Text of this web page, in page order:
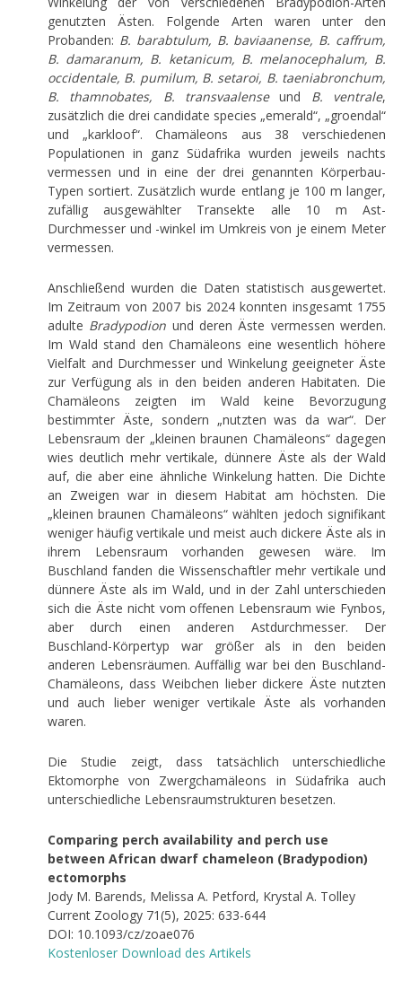
genutzten Ästen. Folgende Arten waren unter den
Probanden: B. barabtulum, B. baviaanense, B. caffrum,
B. damaranum, B. ketanicum, B. melanocephalum, B.
occidentale, B. pumilum, B. setaroi, B. taeniabronchum,
B. thamnobates, B. transvaalenseund B. ventrale,
zusätzlich die drei candidate species „emerald“, „groendal“
und „karkloof“. Chamäleons aus 38 verschiedenen
Populationen in ganz Südafrika wurden jeweils nachts
vermessen und in eine der drei genannten Körperbau-
Typen sortiert. Zusätzlich wurde entlang je 100 m langer,
zufällig ausgewählter Transekte alle 10 m Ast-
Durchmesser und -winkel im Umkreis von je einem Meter
vermessen.
Anschließend wurden die Daten statistisch ausgewertet.
Im Zeitraum von 2007 bis 2024 konnten insgesamt 1755
adulte Bradypodion und deren Äste vermessen werden.
Im Wald stand den Chamäleons eine wesentlich höhere
Vielfalt and Durchmesser und Winkelung geeigneter Äste
zur Verfügung als in den beiden anderen Habitaten. Die
Chamäleons zeigten im Wald keine Bevorzugung
bestimmter Äste, sondern „nutzten was da war“. Der
Lebensraum der „kleinen braunen Chamäleons“ dagegen
wies deutlich mehr vertikale, dünnere Äste als der Wald
auf, die aber eine ähnliche Winkelung hatten. Die Dichte
an Zweigen war in diesem Habitat am höchsten. Die
„kleinen braunen Chamäleons“ wählten jedoch signifikant
weniger häufig vertikale und meist auch dickere Äste als in
ihrem Lebensraum vorhanden gewesen wäre. Im
Buschland fanden die Wissenschaftler mehr vertikale und
dünnere Äste als im Wald, und in der Zahl unterschieden
sich die Äste nicht vom offenen Lebensraum wie Fynbos,
aber durch einen anderen Astdurchmesser. Der
Buschland-Körpertyp war größer als in den beiden
anderen Lebensräumen. Auffällig war bei den Buschland-
Chamäleons, dass Weibchen lieber dickere Äste nutzten
und auch lieber weniger vertikale Äste als vorhanden
waren.
Die Studie zeigt, dass tatsächlich unterschiedliche
Ektomorphe von Zwergchamäleons in Südafrika auch
unterschiedliche Lebensraumstrukturen besetzen.
Comparing perch availability and perch use
between African dwarf chameleon (Bradypodion)
ectomorphs
Jody M. Barends, Melissa A. Petford, Krystal A. Tolley
Current Zoology 71(5), 2025: 633-644
DOI: 10.1093/cz/zoae076
Kostenloser Download des Artikels